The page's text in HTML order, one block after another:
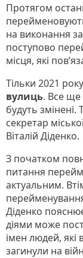
Протягом
на виконання
поступово
місця, які
Тільки 2021
вулиць. Все ще
будуть змінені.
секретар
Віталій Діденко.
З початком
питання
актуальним.
Діденко
діями може
імен людей, які
загинули на